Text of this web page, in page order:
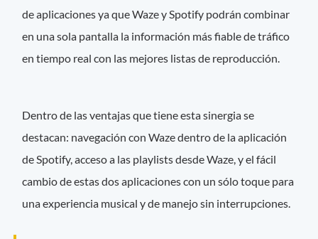
de aplicaciones ya que Waze y Spotify podrán combinar
en una sola pantalla la información más fiable de tráfico
en tiempo real con las mejores listas de reproducción.
Dentro de las ventajas que tiene esta sinergia se
destacan: navegación con Waze dentro de la aplicación
de Spotify, acceso a las playlists desde Waze, y el fácil
cambio de estas dos aplicaciones con un sólo toque para
una experiencia musical y de manejo sin interrupciones.